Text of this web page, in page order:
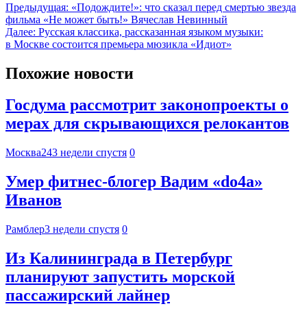
Предыдущая: «Подождите!»: что сказал перед смертью звезда
фильма «Не может быть!» Вячеслав Невинный
Далее: Русская классика, рассказанная языком музыки:
в Москве состоится премьера мюзикла «Идиот»
Похожие новости
Госдума рассмотрит законопроекты о
мерах для скрывающихся релокантов
Москва243 недели спустя 0
Умер фитнес-блогер Вадим «do4a»
Иванов
Рамблер3 недели спустя 0
Из Калининграда в Петербург
планируют запустить морской
пассажирский лайнер